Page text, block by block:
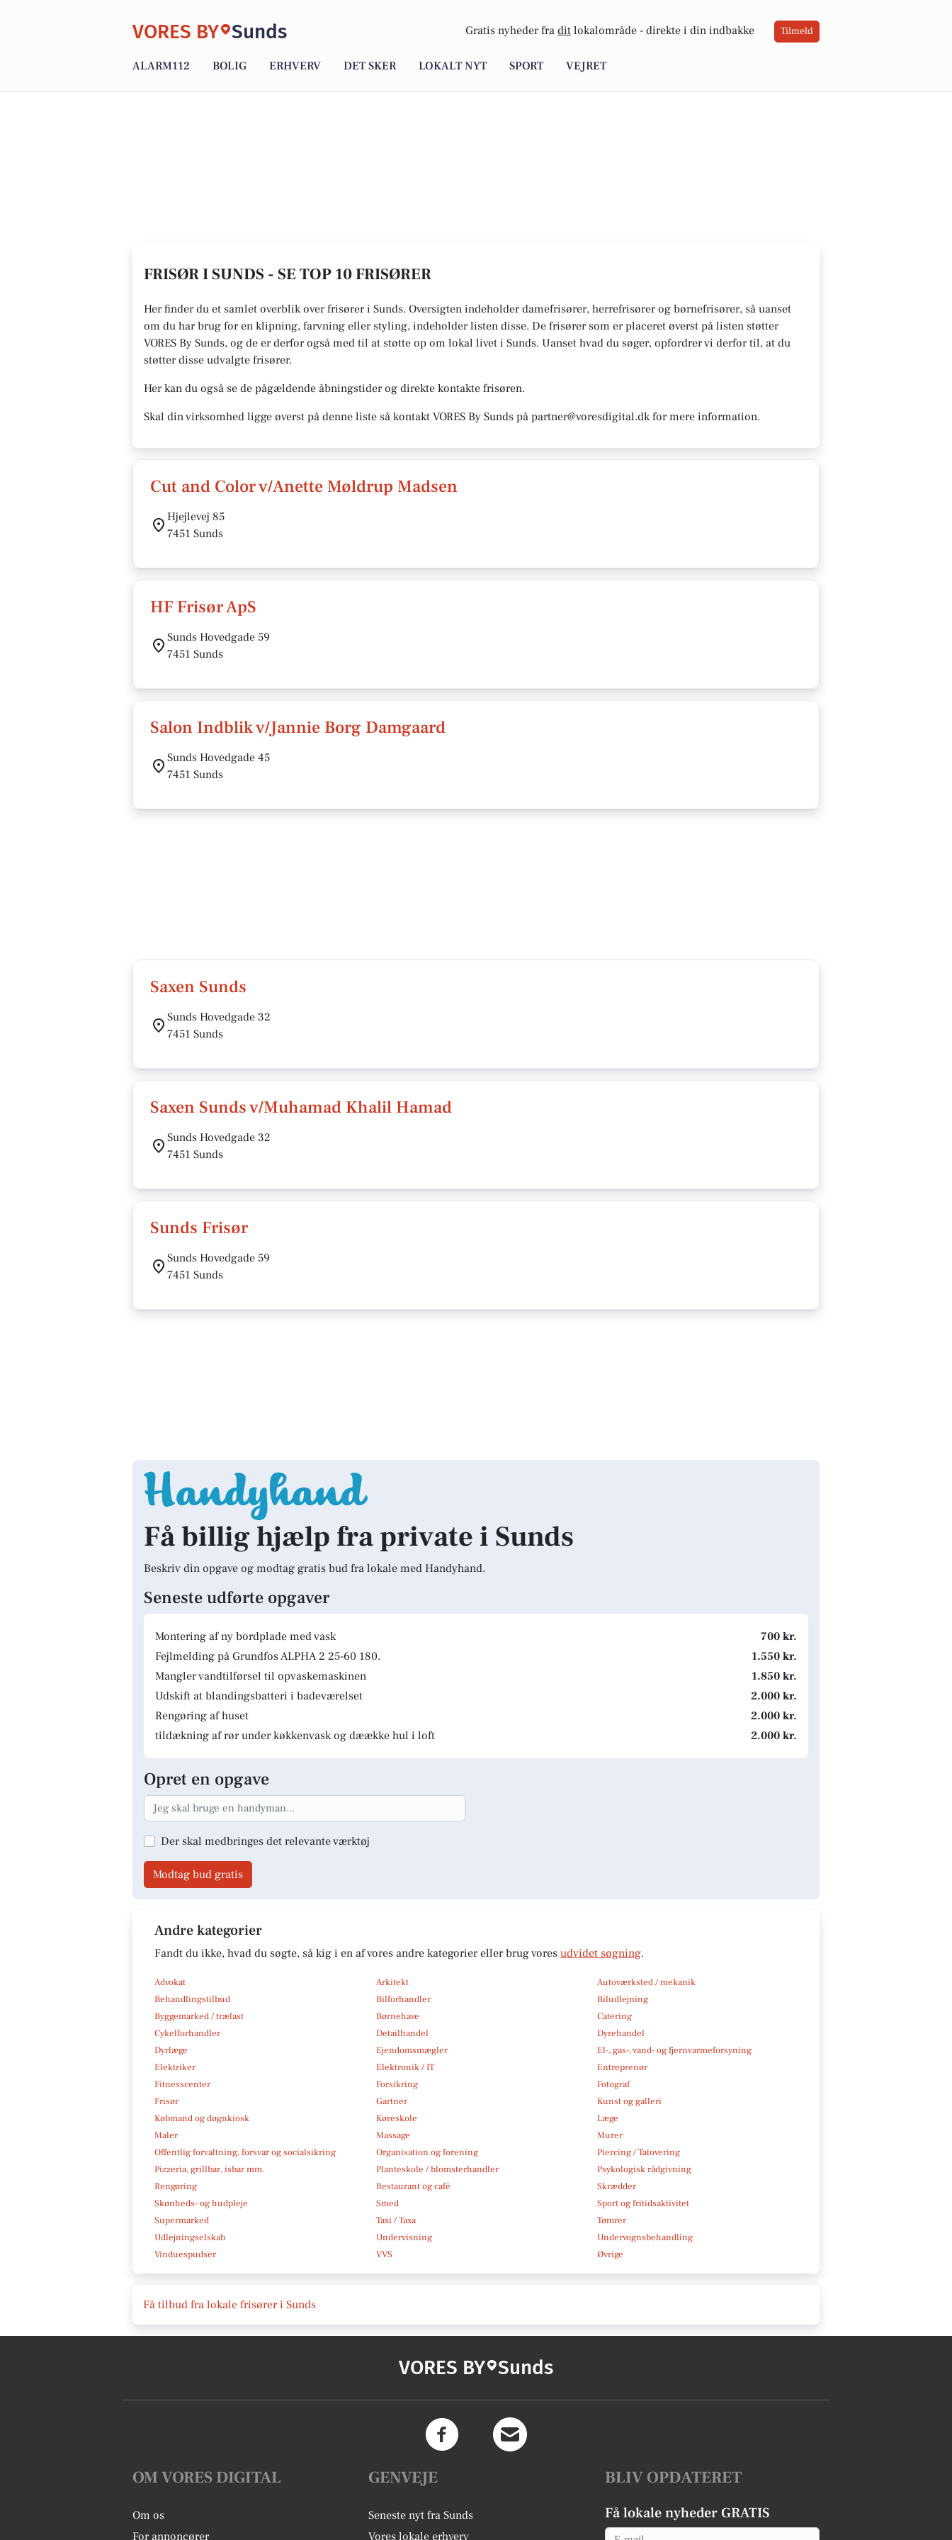
VORES BY Sunds Gratis nyheder fra dit lokalområde - direkte i din indbakke Tilmeld
ALARM112 BOLIG ERHVERV DET SKER LOKALT NYT SPORT VEJRET
FRISØR I SUNDS - SE TOP 10 FRISØRER
Her finder du et samlet overblik over frisører i Sunds. Oversigten indeholder damefrisører, herrefrisører og børnefrisører, så uanset
om du har brug for en klipning, farvning eller styling, indeholder listen disse. De frisører som er placeret øverst på listen støtter
VORES By Sunds, og de er derfor også med til at støtte op om lokal livet i Sunds. Uanset hvad du søger, opfordrer vi derfor til, at du
støtter disse udvalgte frisører.
Her kan du også se de pågældende åbningstider og direkte kontakte frisøren.
Skal din virksomhed ligge øverst på denne liste så kontakt VORES By Sunds på partner@voresdigital.dk for mere information.
Cut and Color v/Anette Møldrup Madsen
Hjejlevej 85
7451 Sunds
HF Frisør ApS
Sunds Hovedgade 59
7451 Sunds
Salon Indblik v/Jannie Borg Damgaard
Sunds Hovedgade 45
7451 Sunds
Saxen Sunds
Sunds Hovedgade 32
7451 Sunds
Saxen Sunds v/Muhamad Khalil Hamad
Sunds Hovedgade 32
7451 Sunds
Sunds Frisør
Sunds Hovedgade 59
7451 Sunds
Få billig hjælp fra private i Sunds
Beskriv din opgave og modtag gratis bud fra lokale med Handyhand.
Seneste udførte opgaver
Montering af ny bordplade med vask
700 kr.
Fejlmelding på Grundfos ALPHA 2 25-60 180.
1.550 kr.
Mangler vandtilførsel til opvaskemaskinen
1.850 kr.
Udskift at blandingsbatteri i badeværelset
2.000 kr.
Rengøring af huset
2.000 kr.
tildækning af rør under køkkenvask og dæække hul i loft
2.000 kr.
Opret en opgave
Der skal medbringes det relevante værktøj
Modtag bud gratis
Andre kategorier
Fandt du ikke, hvad du søgte, så kig i en af vores andre kategorier eller brug vores udvidet søgning.
Advokat Arkitekt
Autoværksted / mekanik
Behandlingstilbud
Bilforhandler
Biludlejning
Byggemarked / trælast
Børnehave
Catering
Cykelforhandler
Detailhandel
Dyrehandel
Dyrlæge
Ejendomsmægler
El-, gas-, vand- og fjernvarmeforsyning
Elektriker
Elektronik / IT
Entreprenør
Fitnesscenter
Forsikring
Fotograf
Frisør
Gartner
Kunst og galleri
Købmand og døgnkiosk
Køreskole
Læge
Maler
Massage
Murer
Offentlig forvaltning, forsvar og socialsikring
Organisation og forening
Piercing / Tatovering
Pizzeria, grillbar, isbar mm.
Planteskole / blomsterhandler
Psykologisk rådgivning
Rengøring
Restaurant og café
Skrædder
Skønheds- og hudpleje
Smed
Sport og fritidsaktivitet
Supermarked
Taxi / Taxa
Tømrer
Udlejningselskab
Undervisning
Undervognsbehandling
Vinduespudser
VVS Øvrige
Få tilbud fra lokale frisører i Sunds
VORES BY Sunds
OM VORES DIGITAL
Om os
For annoncører
GENVEJE
Seneste nyt fra Sunds
Vores lokale erhverv
BLIV OPDATERET
Få lokale nyheder GRATIS
Email